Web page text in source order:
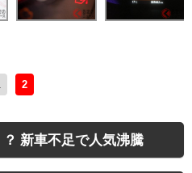
2
？ 新車不足で人気沸騰